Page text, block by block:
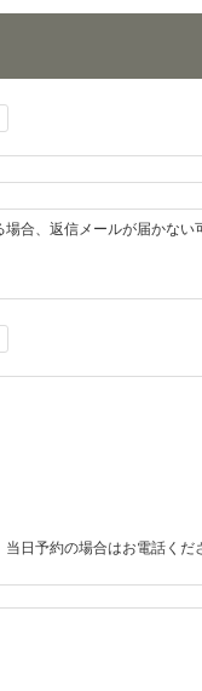
合、返信メールが届かない
日予約の場合はお電話くだ